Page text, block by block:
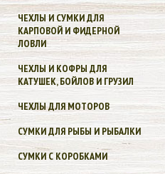
ЧЕХЛЫ И СУМКИ ДЛЯ
КАРПОВОЙ И ФИДЕРНОЙ
ЛОВЛИ
ЧЕХЛЫ И КОФРЫ ДЛЯ
КАТУШЕК, БОЙЛОВ И ГРУЗИЛ
ЧЕХЛЫ ДЛЯ МОТОРОВ
СУМКИ ДЛЯ РЫБЫ И РЫБАЛКИ
СУМКИ С КОРОБКАМИ